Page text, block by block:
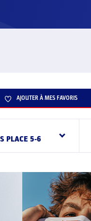
AJOUTER À MES FAVORIS
PLACE 5-6